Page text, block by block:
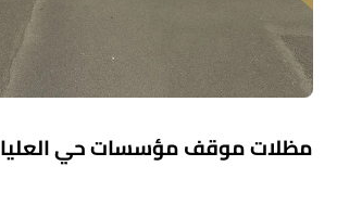
مظلات موقف مؤسسات حي العليا